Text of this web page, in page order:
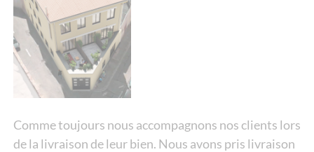
Comme toujours nous accompagnons nos clients lors
de la livraison de leur bien. Nous avons pris livraison